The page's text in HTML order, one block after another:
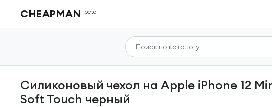
CHEAPMAN beta
Силиконовый чехол на Apple iPhone 12 Mini / Эпл Айфон 12 мини с рисунком «Boxing»
Soft Touch черный